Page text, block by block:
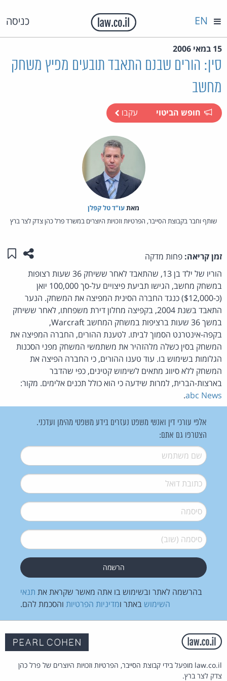
כניסה EN
15 במאי 2006
סין: הורים שבנם התאבד תובעים מפיץ משחק
מחשב
חופש הביטוי עקבו
מאת‏עו"ד טל קפלן
שותף וחבר בקבוצת הסייבר, הפרטיות וזכויות היוצרים במשרד פרל כהן צדק לצר ברץ
זמן קריאה: פחות מדקה שתפו
הוריו של ילד בן 13, שהתאבד לאחר ששיחק 36 שעות רצופות
במשחק מחשב, הגישו תביעת פיצויים על-סך 100,000 יואן
(כ-$12,000) כנגד החברה הסינית המפיצה את המשחק. הנער
התאבד בשנת 2004, בקפיצה מחלון דירת משפחתו, לאחר ששיחק
במשך 36 שעות ברציפות במשחק המחשב Warcraft,
בקפה-אינטרנט הסמוך לביתו. לטענת ההורים, החברה המפיצה את
המשחק בסין כשלה מלהזהיר את משתמשי המשחק מפני הסכנות
הגלומות בשימוש בו. עוד טענו ההורים, כי החברה הפיצה את
המשחק ללא סיווג מתאים לשימוש קטינים, כפי שהדבר
בארצות-הברית, למרות שידעה כי הוא כולל תכנים אלימים. מקור:
abc News
.
אלפי עורכי דין ואנשי משפט נעזרים בידע משפטי מהימן ועדכני.
הצטרפו גם אתם:
שם משתמש*
דואל*
סיסמה*
סיסמה (שוב)*
בהרשמה לאתר ובשימוש בו אתה מאשר שקראת את תנאי
השימוש באתר ומדיניות הפרטיות והסכמת להם.
law.co.il מופעל בידי קבוצת הסייבר, הפרטיות וזכויות היוצרים של פרל כהן
צדק לצר ברץ.